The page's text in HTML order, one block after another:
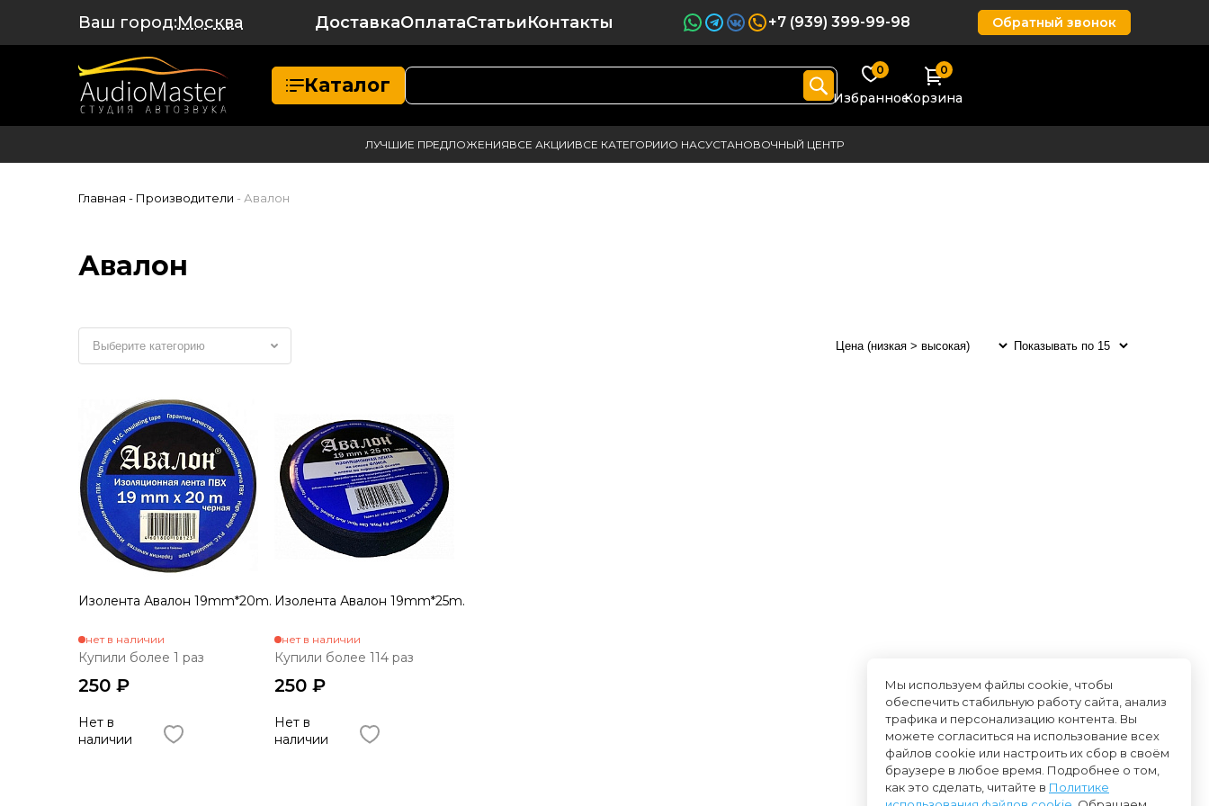
Ваш город:Москва ДоставкаОплатаСтатьиКонтакты +7 (939) 399-99-98 Обратный звонок
Каталог
0
Избранное
0
Корзина
ЛУЧШИЕ ПРЕДЛОЖЕНИЯВСЕ АКЦИИВСЕ КАТЕГОРИИО НАСУСТАНОВОЧНЫЙ ЦЕНТР
Главная - Производители - Авалон
Авалон
Изолента Авалон 19mm*20m.
нет в наличии
Купили более 1 раз
250 ₽
Нет в
наличии
Изолента Авалон 19mm*25m.
нет в наличии
Купили более 114 раз
250 ₽
Нет в
наличии
Мы используем файлы cookie, чтобы
обеспечить стабильную работу сайта, анализ
трафика и персонализацию контента. Вы
можете согласиться на использование всех
файлов cookie или настроить их сбор в своём
браузере в любое время. Подробнее о том,
как это сделать, читайте в Политике